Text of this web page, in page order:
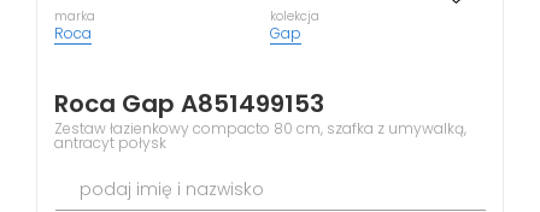
marka
Roca
kolekcja
Gap
Roca Gap A851499153
Zestaw łazienkowy compacto 80 cm, szafka z umywalką,
antracyt połysk
podaj imię i nazwisko